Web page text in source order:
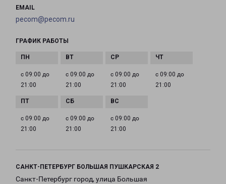
EMAIL
pecom@pecom.ru
ГРАФИК РАБОТЫ
с 09:00 до
21:00
с 09:00 до
21:00
с 09:00 до
21:00
с 09:00 до
21:00
с 09:00 до
21:00
с 09:00 до
21:00
с 09:00 до
21:00
САНКТ-ПЕТЕРБУРГ БОЛЬШАЯ ПУШКАРСКАЯ 2
Санкт-Петербург город, улица Большая